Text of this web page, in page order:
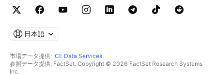
日本語
市場データ提供: ICE Data Services.
参照データ提供: FactSet. Copyright © 2026 FactSet Research Systems
Inc.